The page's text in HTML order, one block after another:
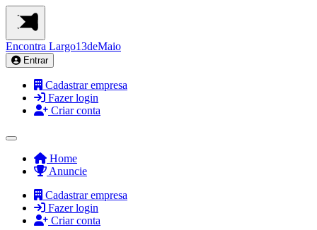
Encontra Largo13deMaio
Entrar
Cadastrar empresa
Fazer login
Criar conta
Home
Anuncie
Cadastrar empresa
Fazer login
Criar conta